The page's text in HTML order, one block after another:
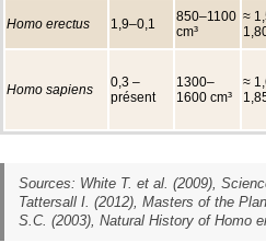
Homo erectus 1,9–0,1
850–1100
cm³
≈
Homo sapiens
0,3 –
présent
1300–
1600 cm³
≈
Sources: White T. et al. (2009),
Tattersall I. (2012), Masters of the
S.C. (2003), Natural History of Homo